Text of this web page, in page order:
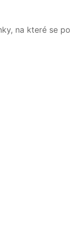
na které se